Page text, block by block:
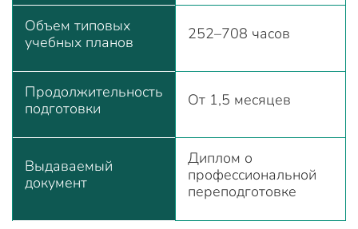
Объем типовых
учебных планов
252–708 часов
Продолжительность
подготовки
От 1,5 месяцев
Выдаваемый
документ
Диплом о
профессиональной
переподготовке